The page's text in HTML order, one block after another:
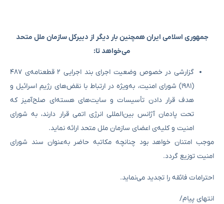
جمهوری اسلامی ایران همچنین بار دیگر از دبیرکل سازمان ملل متحد
می‌خواهد تا:
گزارشی در خصوص وضعیت اجرای بند اجرایی ۲ قطعنامه‌ی ۴۸۷
(۱۹۸۱) شورای امنیت، به‌ویژه در ارتباط با نقض‌های رژیم اسرائیل و
هدف قرار دادن تأسیسات و سایت‌های هسته‌ای صلح‌آمیز که
تحت پادمان آژانس بین‌المللی انرژی اتمی قرار دارند، به شورای
امنیت و کلیه‌ی اعضای سازمان ملل متحد ارائه نماید.
موجب امتنان خواهد بود چنانچه مکاتبه حاضر به‌عنوان سند شورای
امنیت توزیع گردد.
احترامات فائقه را تجدید می‌نماید.
انتهای پیام/